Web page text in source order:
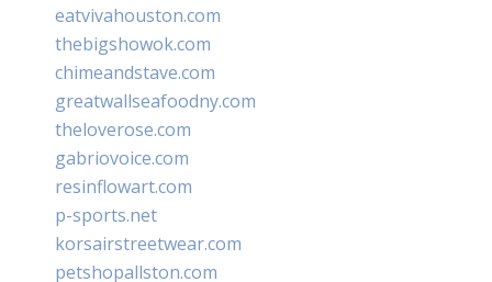
eatvivahouston.com
thebigshowok.com
chimeandstave.com
greatwallseafoodny.com
theloverose.com
gabriovoice.com
resinflowart.com
p-sports.net
korsairstreetwear.com
petshopallston.com